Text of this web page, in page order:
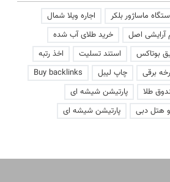
ماساژور بلکر
اجاره ویلا شمال
آرایشی اصل
خرید طلای آب شده
بوتاکس استند تسلیت
اخذ رتبه
برقی چاپ لیبل
Buy backlinks
طلا
پارتیشن شیشه ای
هتل دبی پارتیشن شیشه ای